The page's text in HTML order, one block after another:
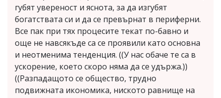
губят увереност и яснота, за да изгубят
богатствата си и да се превърнат в периферни.
Все пак при тях процесите текат по-бавно и
още не навсякъде са се проявили като основна
и неотменима тенденция. ((У нас обаче те са в
ускорение, което скоро няма да се удържа.))
((Разпадащото се общество, трудно
подвижната икономика, ниското равнище на